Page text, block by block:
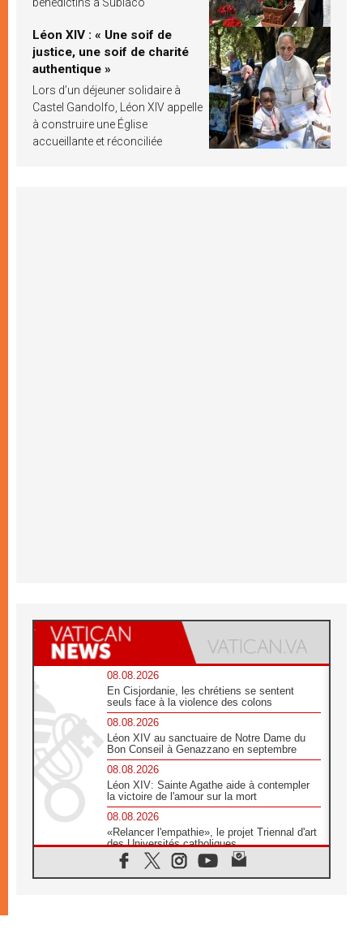
Léon XIV : « Une soif de
justice, une soif de charité
authentique »
Lors d’un déjeuner solidaire à
Castel Gandolfo, Léon XIV appelle
à construire une Église
accueillante et réconciliée
08.08.2026
En Cisjordanie, les chrétiens se sentent
seuls face à la violence des colons
08.08.2026
Léon XIV au sanctuaire de Notre Dame du
Bon Conseil à Genazzano en septembre
08.08.2026
Léon XIV: Sainte Agathe aide à contempler
la victoire de l'amour sur la mort
08.08.2026
«Relancer l'empathie», le projet Triennal d'art
des Universités catholiques
08.08.2026
Signis 2026, donner la parole aux religieuses